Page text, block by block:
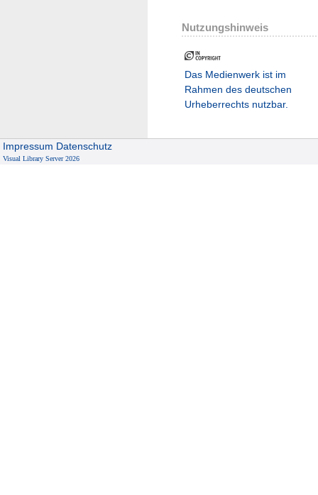
Nutzungshinweis
Das Medienwerk ist im
Rahmen des deutschen
Urheberrechts nutzbar.
Impressum Datenschutz
Visual Library Server 2026